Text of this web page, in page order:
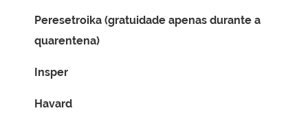
Peresetroika (gratuidade apenas durante a
quarentena)
Insper
Havard